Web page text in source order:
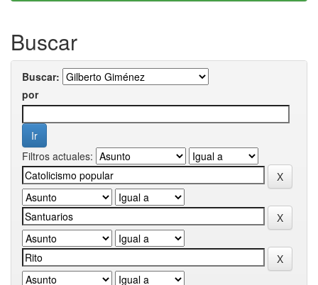
Buscar
Buscar:
por
Filtros actuales: